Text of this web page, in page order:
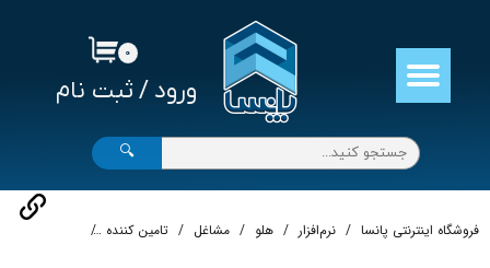
ورود / ثبت نام
حساب کاربری من
تغییر گذر واژه
سفارشات
خروج از حساب کاربری
۰
🔍
فروشگاه اینترنتی پانسا نرم‌افزار هلو مشاغل تامین کننده